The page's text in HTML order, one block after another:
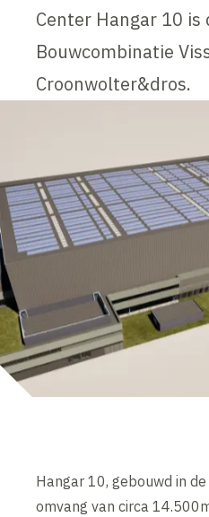
Center Hangar 10 is
Bouwcombinatie
Croonwolter&dros.
Hangar 10, gebouwd in
omvang van circa